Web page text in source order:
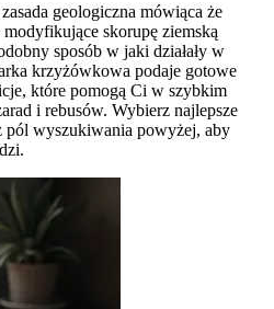
geologiczna mówiąca że
skorupę ziemską
sposób w jaki działały w
krzyżówkowa podaje gotowe
które pomogą Ci w szybkim
i rebusów. Wybierz najlepsze
pól wyszukiwania powyżej, aby